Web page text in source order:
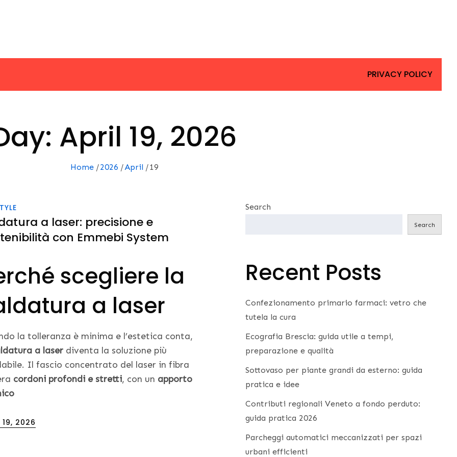
PRIVACY POLICY
April 19, 2026
Home 2026 April 19
a laser: precisione e
con Emmebi System
scegliere la
a laser
la tolleranza è minima e l’estetica conta,
a laser diventa la soluzione più
Il fascio concentrato del laser in fibra
cordoni profondi e stretti, con un apporto
2026
Search
Search
Recent Posts
Confezionamento primario farmaci: vetro che
tutela la cura
Ecografia Brescia: guida utile a tempi,
preparazione e qualità
Sottovaso per piante grandi da esterno: guida
pratica e idee
Contributi regionali Veneto a fondo perduto:
guida pratica 2026
Parcheggi automatici meccanizzati per spazi
urbani efficienti